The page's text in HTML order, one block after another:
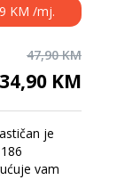
KM /mj.
47,90 KM
34,90 KM
je
vam